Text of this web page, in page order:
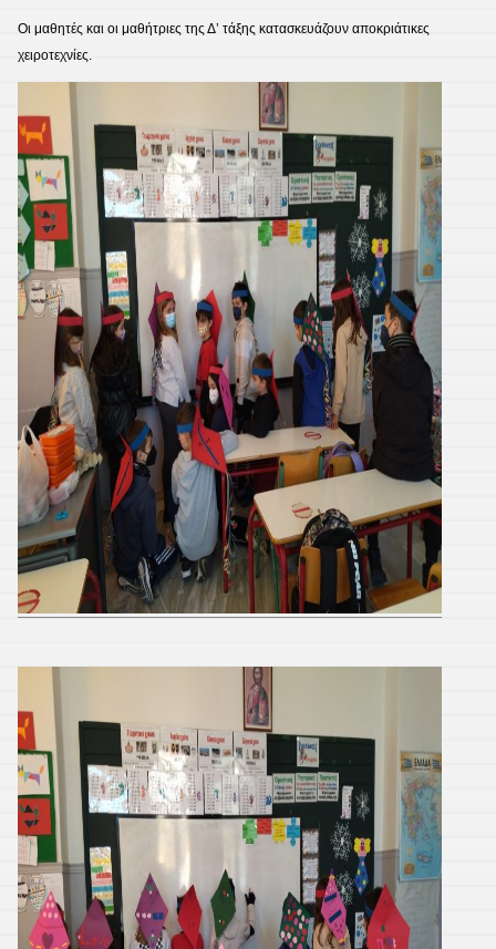
Οι μαθητές και οι μαθήτριες της Δ’ τάξης κατασκευάζουν αποκριάτικες
χειροτεχνίες.